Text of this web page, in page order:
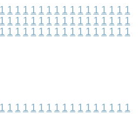
1 1 1 1 1 1 1 1 1 1 1 1 1 1 1 1 1
1 1 1 1 1 1 1 1 1 1 1 1 1 1 1 1 1
1 1 1 1 1 1 1 1 1 1 1 1 1 1 1 1 1
1 1 1 1 1 1 1 1 1 1 1 1 1 1 1 1 1